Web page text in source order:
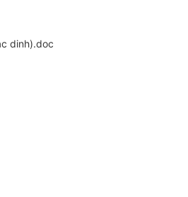
dinh).doc